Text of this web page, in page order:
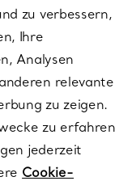
zu verbessern,
Ihre
Analysen
relevante
zu zeigen.
zu erfahren
jederzeit
Cookie-